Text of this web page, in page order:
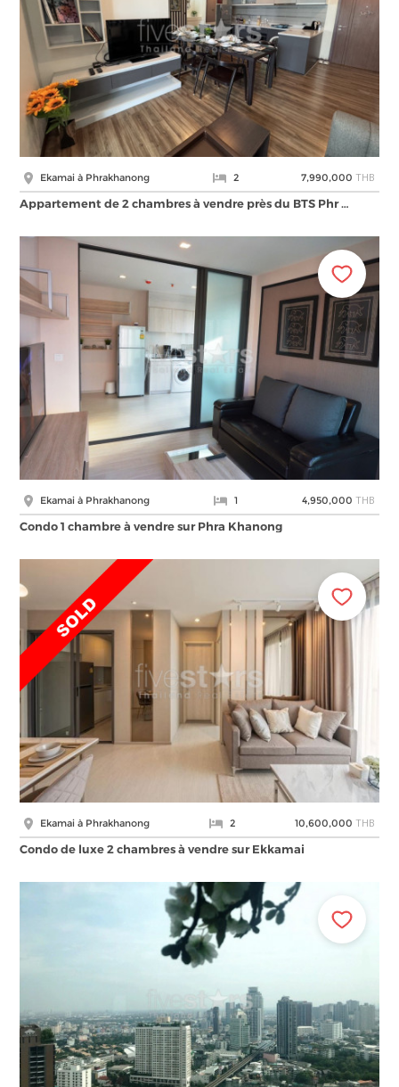
Ekamai à Phrakhanong 2 7,990,000 THB
Appartement de 2 chambres à vendre près du BTS Phr …
Ekamai à Phrakhanong 1 4,950,000 THB
Condo 1 chambre à vendre sur Phra Khanong
Ekamai à Phrakhanong 2 10,600,000 THB
Condo de luxe 2 chambres à vendre sur Ekkamai